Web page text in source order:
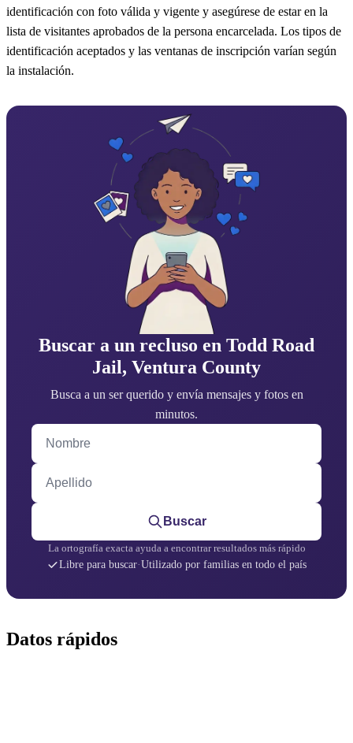
identificación con foto válida y vigente y asegúrese de estar en la
lista de visitantes aprobados de la persona encarcelada. Los tipos de
identificación aceptados y las ventanas de inscripción varían según
la instalación.
Buscar a un recluso en Todd Road
Jail, Ventura County
Busca a un ser querido y envía mensajes y fotos en
minutos.
Nombre
Apellido
Buscar
La ortografía exacta ayuda a encontrar resultados más rápido
Libre para buscar·Utilizado por familias en todo el país
Datos rápidos